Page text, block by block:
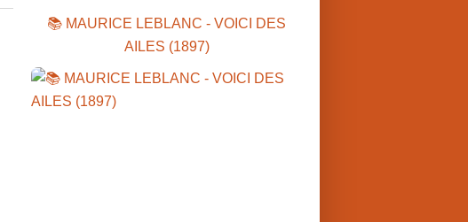
📚 MAURICE LEBLANC - VOICI DES
AILES (1897)